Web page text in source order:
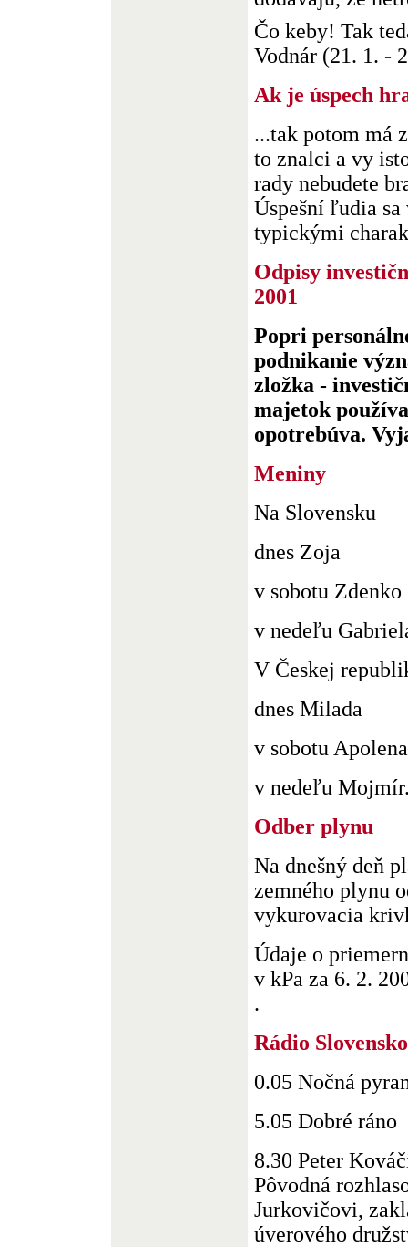
Čo keby! Tak
Vodnár (21. 1. -
Ak je úspech
...tak potom má
to znalci a vy
rady nebudete
Úspešní ľudia
typickými
Odpisy
2001
Popri
podnikanie
zložka -
majetok
opotrebúva.
Meniny
Na Slovensku
dnes Zoja
v sobotu Zdenko
v nedeľu
V Českej
dnes Milada
v sobotu Apolena
v nedeľu
Odber plynu
Na dnešný deň
zemného plynu
vykurovacia
Údaje o
v kPa za 6. 2.
.
Rádio Slovensko
0.05 Nočná
5.05 Dobré ráno
8.30 Peter
Pôvodná
Jurkovičovi,
úverového